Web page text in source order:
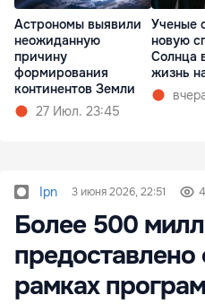
Астрономы выявили
неожиданную
причину
формирования
континентов Земли
27 Июл. 23:45
Ученые
новую
Солнца
жизнь
Ipn 3 июня 2026, 22:51
Более 500
рамках